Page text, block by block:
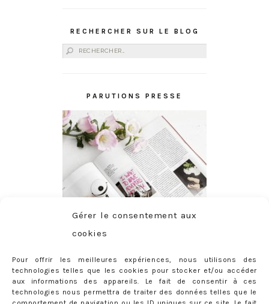
Gérer le consentement aux
cookies
Pour offrir les meilleures expériences, nous utilisons des
technologies telles que les cookies pour stocker et/ou accéder
aux informations des appareils. Le fait de consentir à ces
technologies nous permettra de traiter des données telles que le
RECHERCHER SUR LE BLOG
Rechercher :
PARUTIONS PRESSE